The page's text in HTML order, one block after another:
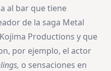
al bar que tiene
de la saga Metal
Productions y que
por ejemplo, el actor
o sensaciones en